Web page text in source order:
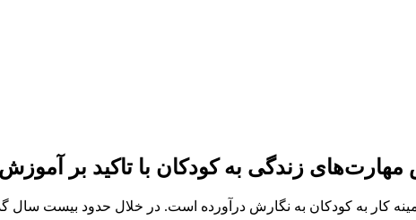
را در سال ۱۹۹۱ و بر مبنای تجارب خود در زمینه کار به کودکان به نگارش درآورده است. در